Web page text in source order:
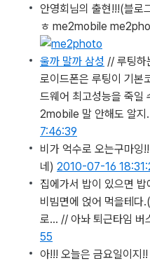
안영회님의 출현!!!(블로
ㅎ me2mobile
울까 말까 삼성 // 루팅하
로이드폰은 루팅이 기본
드웨어 최고성능을 죽일
2mobile 말 안해도 알
7:46:39
비가 억수로 오는구마잉!!
네) 2010-07-16
집에가서 밥이 있으면
비빔면에 얹어 먹을테다.
로... // 아놔 퇴근타임 버
55
아!!! 오늘은 금요일이지